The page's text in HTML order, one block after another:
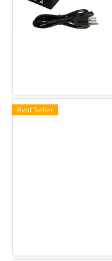
Best Seller